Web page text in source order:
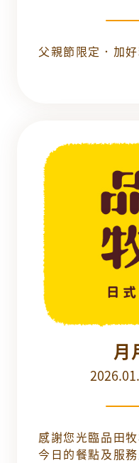
父親節限定．加
月
感謝您光臨品田
今日的餐點及服